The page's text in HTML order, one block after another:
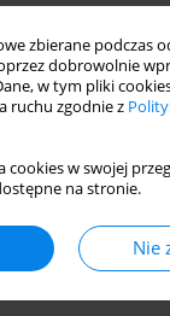
zbierane podczas
dobrowolnie
w tym pliki
ruchu zgodnie z
cookies w swojej
na stronie.
Nie
27G) with